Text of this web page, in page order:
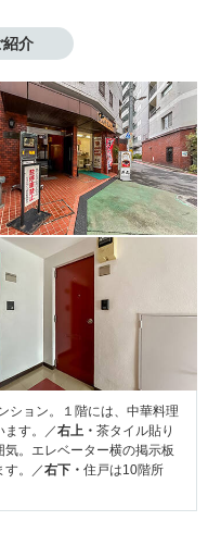
紹介
ション。１階には、中華料理
ます。／右上・ 茶タイル貼り
気。エレベーター横の掲示板
す。／右下・ 住戸は10階所